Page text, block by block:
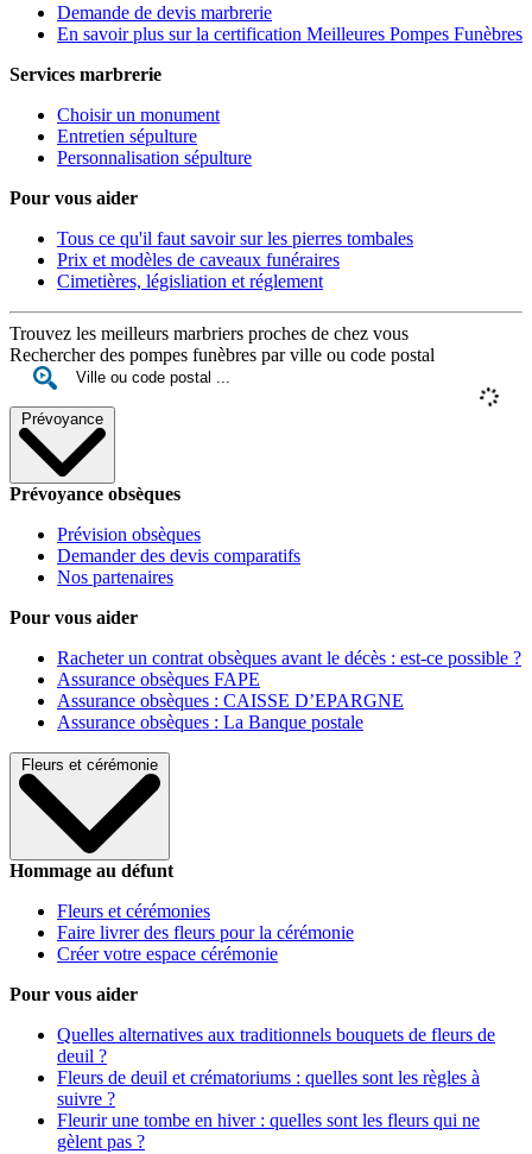
Demande de devis marbrerie
En savoir plus sur la certification Meilleures Pompes Funèbres
Services marbrerie
Choisir un monument
Entretien sépulture
Personnalisation sépulture
Pour vous aider
Tous ce qu'il faut savoir sur les pierres tombales
Prix et modèles de caveaux funéraires
Cimetières, législiation et réglement
Trouvez les meilleurs marbriers proches de chez vous
Rechercher des pompes funèbres par ville ou code postal
Prévoyance
Prévoyance obsèques
Prévision obsèques
Demander des devis comparatifs
Nos partenaires
Pour vous aider
Racheter un contrat obsèques avant le décès : est-ce possible ?
Assurance obsèques FAPE
Assurance obsèques : CAISSE D’EPARGNE
Assurance obsèques : La Banque postale
Fleurs et cérémonie
Hommage au défunt
Fleurs et cérémonies
Faire livrer des fleurs pour la cérémonie
Créer votre espace cérémonie
Pour vous aider
Quelles alternatives aux traditionnels bouquets de fleurs de
deuil ?
Fleurs de deuil et crématoriums : quelles sont les règles à
suivre ?
Fleurir une tombe en hiver : quelles sont les fleurs qui ne
gèlent pas ?